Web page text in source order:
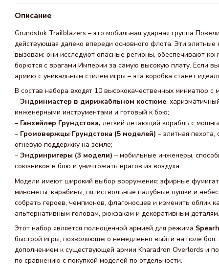
Описание
Grundstok Trailblazers – это мобильная ударная группа
действующая далеко впереди основного флота. Эти
вызовам: они исследуют опасные регионы, обеспечивают
борются с врагами Империи за самую высокую плату. Если
армию с уникальным стилем игры – эта коробка станет
В состав набора входят 10 высококачественных миниатюр с
– Эндринмастер в дирижабльном костюме,
инженерными инструментами и готовый к бою;
– Ганхейлер Грундстока, легкий летающий корабль с
– Громовержцы Грундстока (5 моделей) – элитная
огневую поддержку на земле;
– Эндринригеры (3 модели) – мобильные инженеры,
союзников в бою и уничтожать врагов из воздуха.
Модели имеют широкий выбор вооружения: эфирные
минометы, карабины, пятиствольные палубные пушки и
собрать героев, чемпионов, флагоносцев и изменить облик
альтернативным головам, рюкзакам и декоративным деталям.
Этот набор является полноценной армией для режима
быстрой игры, позволяющего немедленно выйти на поле
дополнением к существующей армии Kharadron Overlords и
по сравнению с покупкой моделей по отдельности.